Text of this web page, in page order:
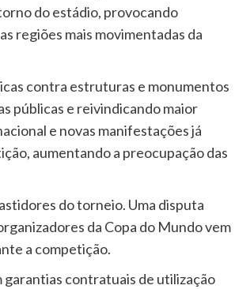
do estádio, provocando
regiões mais movimentadas da
contra estruturas e monumentos
públicas e reivindicando maior
e novas manifestações já
aumentando a preocupação das
do torneio. Uma disputa
da Copa do Mundo vem
a competição.
garantias contratuais de utilização